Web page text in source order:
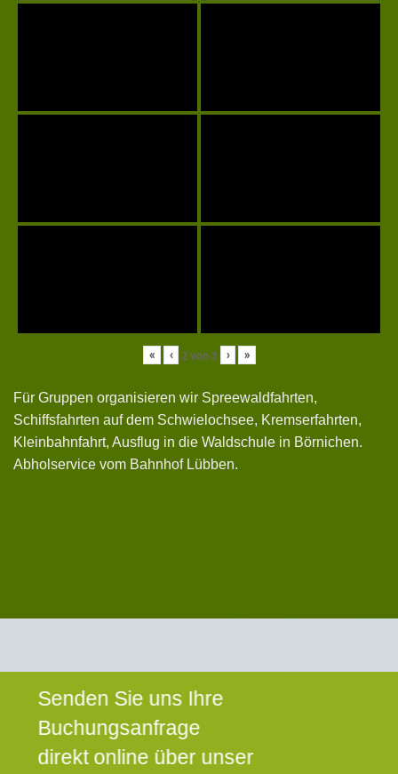
« ‹ 2von 3 › »
Für Gruppen organisieren wir Spreewaldfahrten,
Schiffsfahrten auf dem Schwielochsee, Kremserfahrten,
Kleinbahnfahrt, Ausflug in die Waldschule in Börnichen.
Abholservice vom Bahnhof Lübben.
Senden Sie uns Ihre
Buchungsanfrage
direkt online über unser